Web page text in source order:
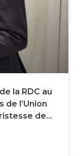
la RDC au
de
2026 à